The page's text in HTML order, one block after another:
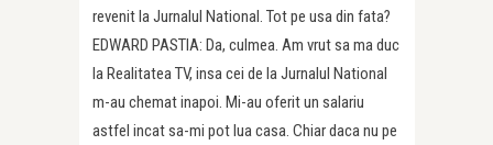
revenit la Jurnalul National. Tot pe usa din fata?
EDWARD PASTIA: Da, culmea. Am vrut sa ma duc
la Realitatea TV, insa cei de la Jurnalul National
m-au chemat inapoi. Mi-au oferit un salariu
astfel incat sa-mi pot lua casa. Chiar daca nu pe